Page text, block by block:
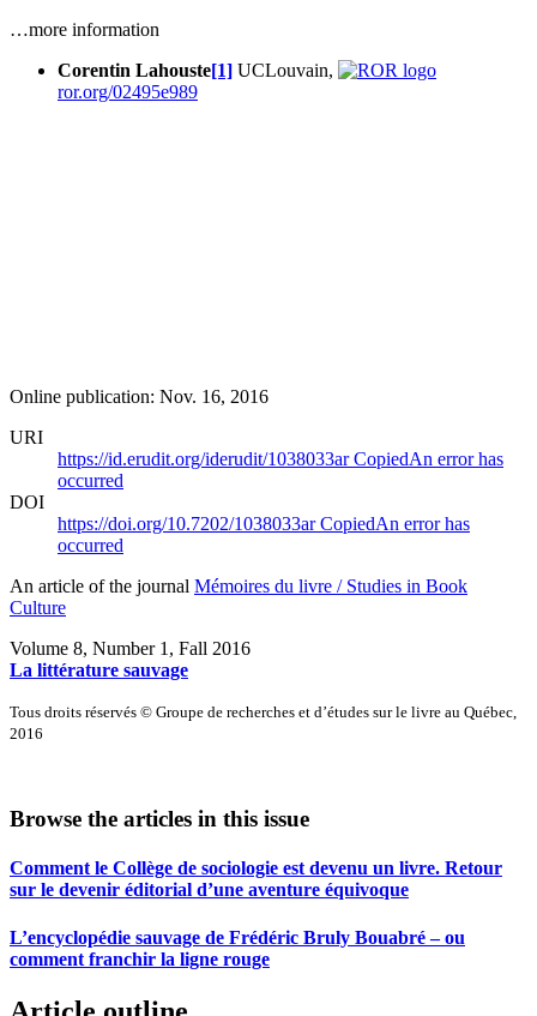
…more information
Corentin Lahouste[1] UCLouvain,
ror.org/02495e989
Online publication: Nov. 16, 2016
URI
https://id.erudit.org/iderudit/1038033arCopiedAn error has
occurred
DOI
https://doi.org/10.7202/1038033arCopiedAn error has
occurred
An article of the journal Mémoires du livre / Studies in Book
Culture
Volume 8, Number 1, Fall 2016
La littérature sauvage
Tous droits réservés © Groupe de recherches et d’études sur le livre au Québec,
2016
Browse the articles in this issue
Comment le Collège de sociologie est devenu un livre. Retour
sur le devenir éditorial d’une aventure équivoque
L’encyclopédie sauvage de Frédéric Bruly Bouabré – ou
comment franchir la ligne rouge